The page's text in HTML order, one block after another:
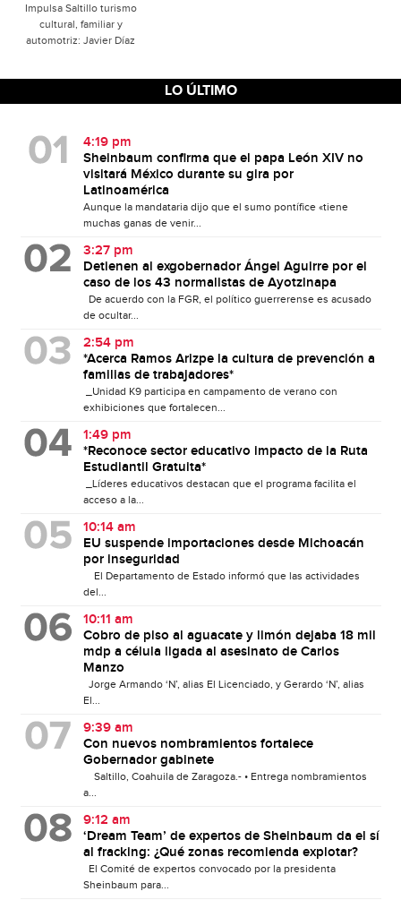
Impulsa Saltillo turismo
cultural, familiar y
automotriz: Javier Díaz
LO ÚLTIMO
4:19 pm
Sheinbaum confirma que el papa León XIV no
visitará México durante su gira por
Latinoamérica
Aunque la mandataria dijo que el sumo pontífice «tiene
muchas ganas de venir...
3:27 pm
Detienen al exgobernador Ángel Aguirre por el
caso de los 43 normalistas de Ayotzinapa
De acuerdo con la FGR, el político guerrerense es acusado
de ocultar...
2:54 pm
*Acerca Ramos Arizpe la cultura de prevención a
familias de trabajadores*
_Unidad K9 participa en campamento de verano con
exhibiciones que fortalecen...
1:49 pm
*Reconoce sector educativo impacto de la Ruta
Estudiantil Gratuita*
_Líderes educativos destacan que el programa facilita el
acceso a la...
10:14 am
EU suspende importaciones desde Michoacán
por inseguridad
El Departamento de Estado informó que las actividades
del...
10:11 am
Cobro de piso al aguacate y limón dejaba 18 mil
mdp a célula ligada al asesinato de Carlos
Manzo
Jorge Armando ‘N’, alias El Licenciado, y Gerardo ‘N’, alias
El...
9:39 am
Con nuevos nombramientos fortalece
Gobernador gabinete
Saltillo, Coahuila de Zaragoza.- • Entrega nombramientos
a...
9:12 am
‘Dream Team’ de expertos de Sheinbaum da el sí
al fracking: ¿Qué zonas recomienda explotar?
El Comité de expertos convocado por la presidenta
Sheinbaum para...